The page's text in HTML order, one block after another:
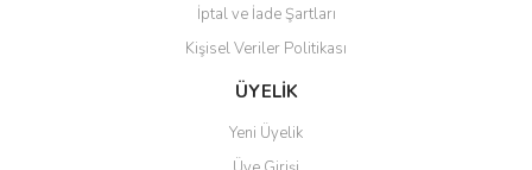
Gönder
İptal ve İade Şartları
Kişisel Veriler Politikası
ÜYELİK
Yeni Üyelik